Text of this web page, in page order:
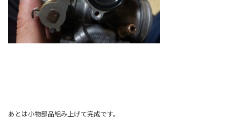
あとは小物部品組み上げて完成です。